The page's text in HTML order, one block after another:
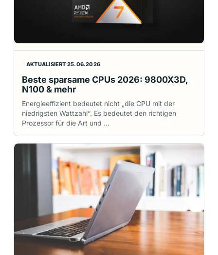
AKTUALISIERT 25.06.2026
Beste sparsame CPUs 2026: 9800X3D,
N100 & mehr
Energieeffizient bedeutet nicht „die CPU mit der
niedrigsten Wattzahl“. Es bedeutet den richtigen
Prozessor für die Art und …